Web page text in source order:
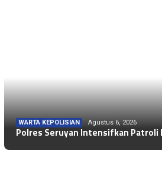
WARTA KEPOLISIAN Agustus 6, 2026
Polres Seruyan Intensifkan Patroli